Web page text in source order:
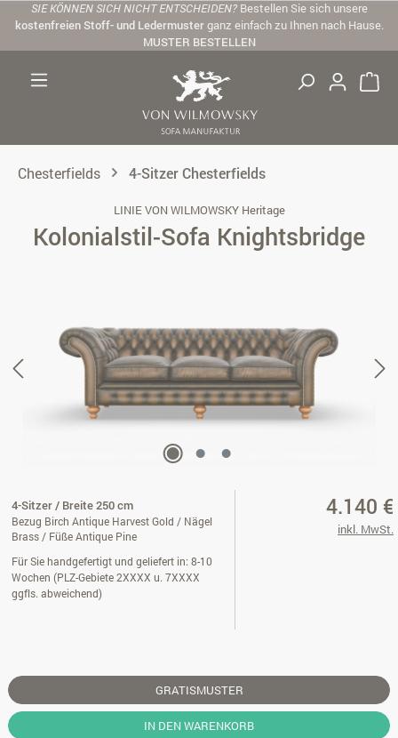
Zum Hauptinhalt springen
SIE KÖNNEN SICH NICHT ENTSCHEIDEN? Bestellen Sie sich unsere
kostenfreien Stoff- und Ledermusterganz einfach zu Ihnen nach Hause.
MUSTER BESTELLEN
Chesterfields 4-Sitzer Chesterfields
LINIE VON WILMOWSKY Heritage
Kolonialstil-Sofa Knightsbridge
4-Sitzer / Breite 250 cm
Bezug Birch Antique Harvest Gold / Nägel
Brass / Füße Antique Pine
Für Sie handgefertigt und geliefert in: 8-10
Wochen (PLZ-Gebiete 2XXXX u. 7XXXX
ggfls. abweichend)
4.140 €
inkl. MwSt.
GRATISMUSTER
IN DEN WARENKORB